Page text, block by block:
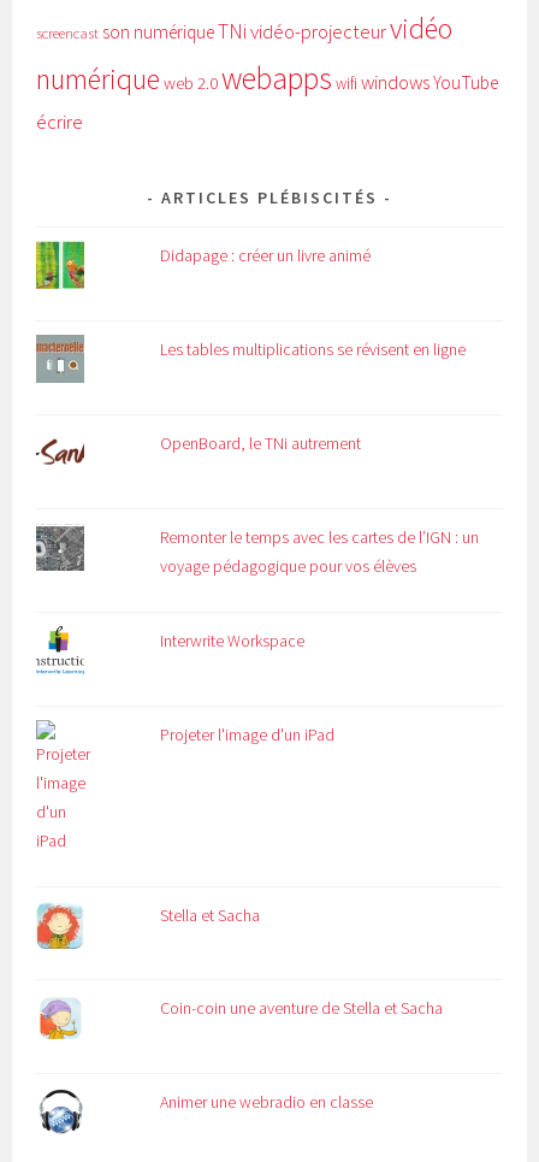
screencast son numériqueTNi vidéo-projecteurvidéo
numérique web 2.0webapps wifi windowsYouTube
écrire
ARTICLES PLÉBISCITÉS
Didapage : créer un livre animé
Les tables multiplications se révisent en ligne
OpenBoard, le TNi autrement
Remonter le temps avec les cartes de l’IGN : un
voyage pédagogique pour vos élèves
Interwrite Workspace
Projeter l'image d'un iPad
Stella et Sacha
Coin-coin une aventure de Stella et Sacha
Animer une webradio en classe